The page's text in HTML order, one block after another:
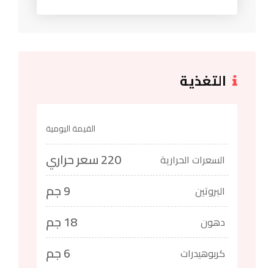
التغذية
القيمة اليومية
السعرات الحرارية 220 سعر حراري
البروتين
دهون 18 جم
كربوهيدرات